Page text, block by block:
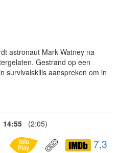
astronaut Mark Watney na
Gestrand op een
survivalskills aanspreken om in
14:55 (2:05)
7,3